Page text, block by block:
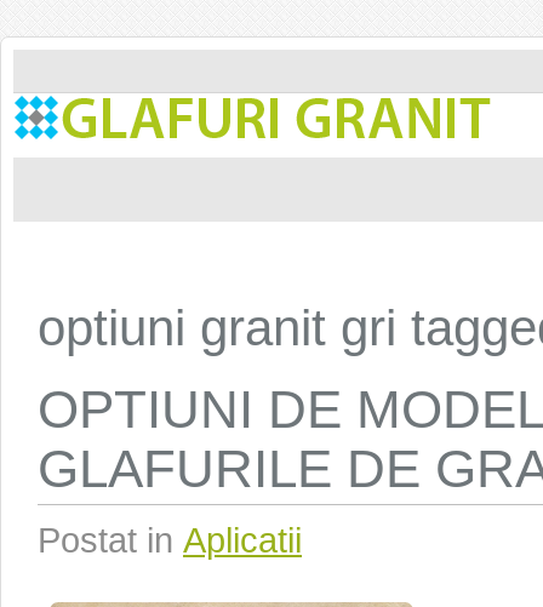
optiuni granit gri
OPTIUNI DE
GLAFURILE DE
Postat in Aplicatii